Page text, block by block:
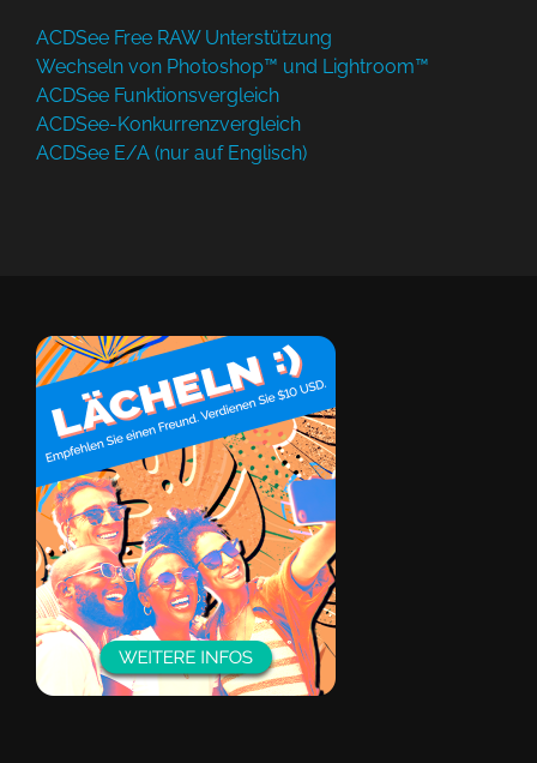
ACDSee Free RAW Unterstützung
Wechseln von Photoshop™ und Lightroom™
ACDSee Funktionsvergleich
ACDSee-Konkurrenzvergleich
ACDSee E/A (nur auf Englisch)